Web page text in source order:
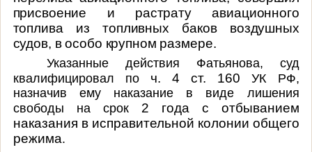
присвоение и растрату авиационного
топлива из топливных баков воздушных
судов, в особо крупном размере.
Указанные действия Фатьянова, суд
квалифицировал по ч. 4 ст. 160УК РФ,
назначив ему наказание в виде лишения
свободы на срок 2 года с отбыванием
наказания в исправительной колонии общего
режима.